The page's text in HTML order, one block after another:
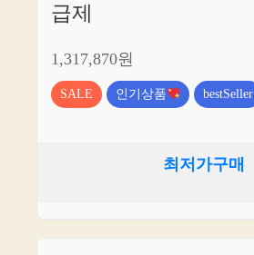
급제
1,317,870원
SALE 인기상품 bestSeller
최저가구매